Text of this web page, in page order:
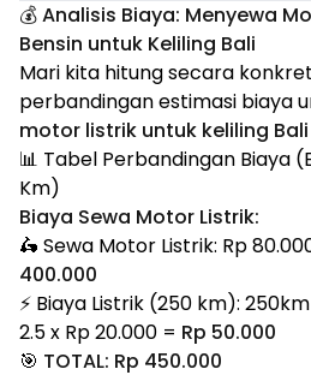
💰 Analisis Biaya: Menyewa
Bensin untuk Keliling Bali
Mari kita hitung secara
perbandingan estimasi biaya
motor listrik untuk keliling Bali
📊 Tabel Perbandingan Biaya
Km)
Biaya Sewa Motor Listrik:
🛵 Sewa Motor Listrik: Rp
400.000
⚡ Biaya Listrik (250 km):
2.5 x Rp 20.000 = Rp 50.000
🎯 TOTAL: Rp 450.000